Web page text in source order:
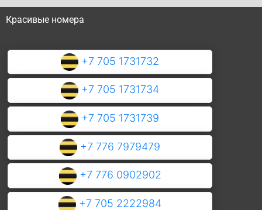
Красивые номера
+7 705 1731732
+7 705 1731734
+7 705 1731739
+7 776 7979479
+7 776 0902902
+7 705 2222984